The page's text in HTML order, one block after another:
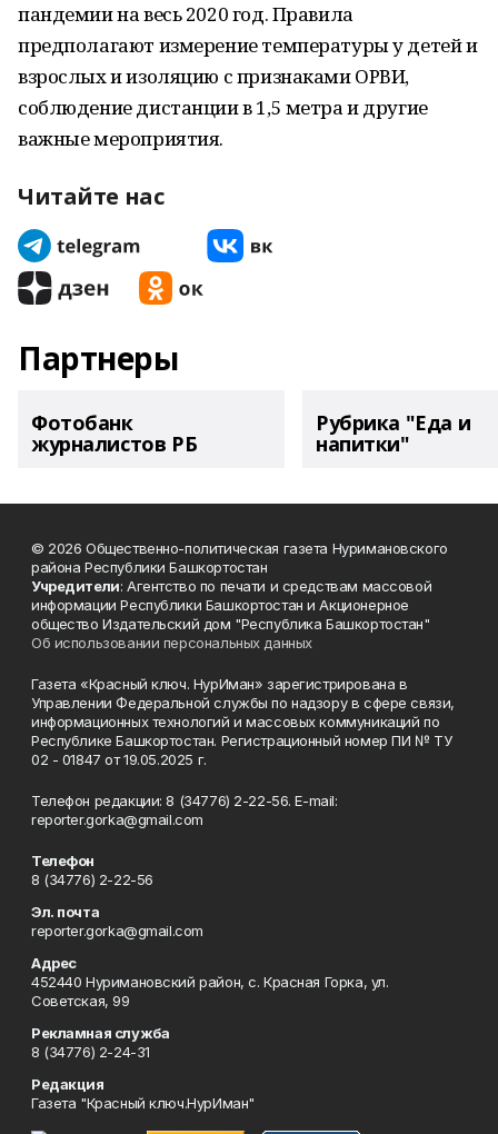
пандемии на весь 2020 год. Правила
предполагают измерение температуры у детей и
взрослых и изоляцию с признаками ОРВИ,
соблюдение дистанции в 1,5 метра и другие
важные мероприятия.
Читайте нас
Партнеры
Фотобанк
журналистов РБ
Рубрика "Еда и
напитки"
© 2026 Общественно-политическая газета Нуримановского
района Республики Башкортостан
Учредители: Агентство по печати и средствам массовой
информации Республики Башкортостан и Акционерное
общество Издательский дом "Республика Башкортостан"
Об использовании персональных данных
Газета «Красный ключ. НурИман» зарегистрирована в
Управлении Федеральной службы по надзору в сфере связи,
информационных технологий и массовых коммуникаций по
Республике Башкортостан. Регистрационный номер ПИ № ТУ
02 - 01847 от 19.05.2025 г.
Телефон редакции: 8 (34776) 2-22-56. E-mail:
reporter.gorka@gmail.com
Телефон
8 (34776) 2-22-56
Эл. почта
reporter.gorka@gmail.com
Адрес
452440 Нуримановский район, с. Красная Горка, ул.
Советская, 99
Рекламная служба
8 (34776) 2-24-31
Редакция
Газета "Красный ключ.НурИман"